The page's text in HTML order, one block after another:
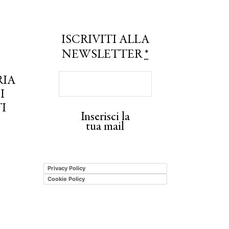
ISCRIVITI ALLA
NEWSLETTER*
Inserisci la
tua mail
Privacy Policy
Cookie Policy